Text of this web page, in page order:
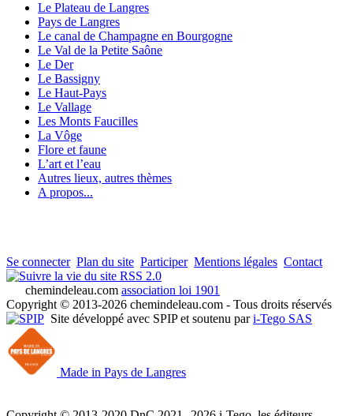
Le Plateau de Langres
Pays de Langres
Le canal de Champagne en Bourgogne
Le Val de la Petite Saône
Le Der
Le Bassigny
Le Haut-Pays
Le Vallage
Les Monts Faucilles
La Vôge
Flore et faune
L’art et l’eau
Autres lieux, autres thèmes
A propos...
Se connecter Plan du site Participer Mentions légales Contact
RSS 2.0
chemindeleau.com association loi 1901
Copyright © 2013-2026 chemindeleau.com - Tous droits réservés
Site développé avec SPIP et soutenu pari-Tego SAS
Made in Pays de Langres